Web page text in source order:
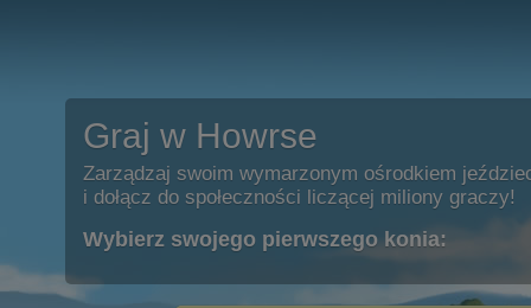
Graj w Howrse
Zarządzaj swoim wymarzonym ośrodkiem
i dołącz do społeczności liczącej miliony graczy!
Wybierz swojego pierwszego konia: